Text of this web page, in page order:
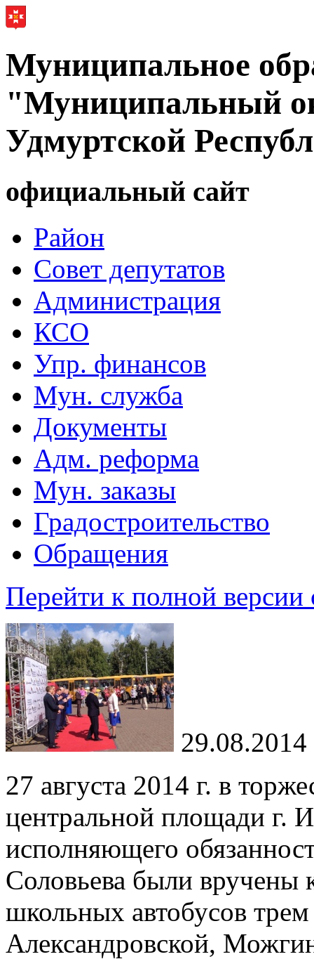
Муниципальное
"Муниципальный
Удмуртской
официальный сайт
Район
Совет депутатов
Администрация
КСО
Упр. финансов
Мун. служба
Документы
Адм. реформа
Мун. заказы
Градостроительство
Обращения
Перейти к полной версии
29.08.2014
27 августа 2014 г. в
центральной площади г.
исполняющего
Соловьева были
школьных автобусов
Александровской,